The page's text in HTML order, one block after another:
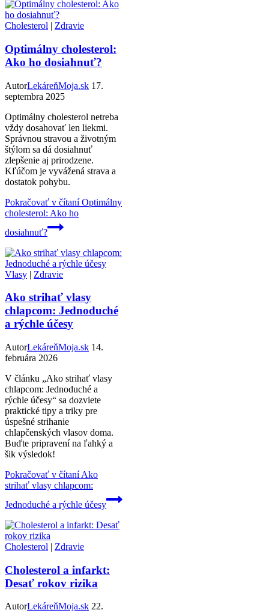
Cholesterol | Zdravie
Optimálny cholesterol:
Ako ho dosiahnuť?
AutorLekáreňMoja.sk 17.
septembra 2025
Optimálny cholesterol netreba
vždy dosahovať len liekmi.
Správnou stravou a životným
štýlom sa dá dosiahnuť
zlepšenie aj prirodzene.
Kľúčom je vyvážená strava a
dostatok pohybu.
Pokračovať v čítaníOptimálny
cholesterol: Ako ho
dosiahnuť?
Vlasy | Zdravie
Ako strihať vlasy
chlapcom: Jednoduché
a rýchle účesy
AutorLekáreňMoja.sk 14.
februára 2026
V článku „Ako strihať vlasy
chlapcom: Jednoduché a
rýchle účesy“ sa dozviete
praktické tipy a triky pre
úspešné strihanie
chlapčenských vlasov doma.
Buďte pripravení na ľahký a
šik výsledok!
Pokračovať v čítaníAko
strihať vlasy chlapcom:
Jednoduché a rýchle účesy
Cholesterol | Zdravie
Cholesterol a infarkt:
Desať rokov rizika
AutorLekáreňMoja.sk 22.